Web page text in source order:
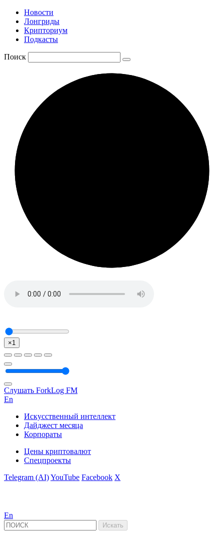
Новости
Лонгриды
Крипториум
Подкасты
Поиск
×1
Слушать ForkLog FM
En
Искусственный интеллект
Дайджест месяца
Корпораты
Цены криптовалют
Спецпроекты
Telegram (AI)YouTube Facebook X
En